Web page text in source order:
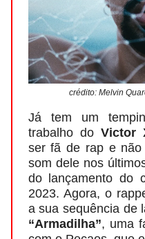
crédito: Melvin
Já tem um
trabalho do Victor
ser fã de rap e não
som dele nos
do lançamento do
2023. Agora, o
a sua sequência de
“Armadilha”, uma